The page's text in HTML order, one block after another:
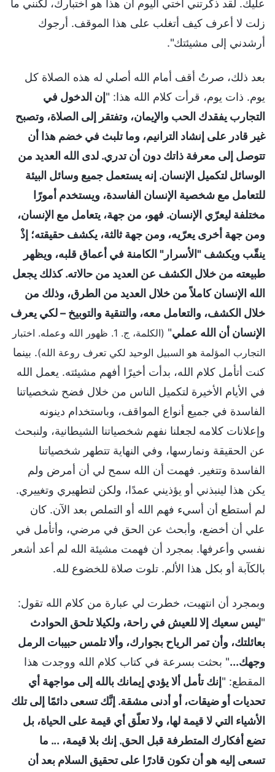
عليك. لقد ذكّرتني أختي اليوم أن هذا هو اختبارك، لكنني ما
زلت لا أعرف كيف أتغلب على هذا الموقف. أرجوك
أرشدني إلى مشيئتك".
بعد ذلك، صرتُ أقف أمام الله أصلي له هذه الصلاة كل
يوم. ذات يوم، قرأت كلام الله هذا: "إن الدخول في
التجارب يفقدك الحب والإيمان، وتفتقر إلى الصلاة، وتصبح
غير قادر على إنشاد الترانيم، وما تلبث في خضم هذا أن
تتوصل إلى معرفة ذاتك دون أن تدري. لدى الله العديد من
الوسائل لتكميل الإنسان. إنه يستعمل جميع وسائل البيئة
للتعامل مع شخصية الإنسان الفاسدة، ويستخدم أمورًا
مختلفة ليعرّي الإنسان. فهو، من جهة، يتعامل مع الإنسان،
ومن جهة أخرى يعرّيه، ومن جهة ثالثة، يكشف حقيقته؛ إذْ
ينقّب ويكشف "الأسرار" الكامنة في أعماق قلبه، ويظهر
طبيعته من خلال الكشف عن العديد من حالاته. كذلك يجعل
الله الإنسان كاملاً من خلال العديد من الطرق، وذلك من
خلال الكشف، والتعامل معه، والتنقية والتوبيخ – لكي يعرف
الإنسان أن الله عملي"
(الكلمة، ج. 1. ظهور الله وعمله. اختبار
التجارب المؤلمة هو السبيل الوحيد لكي تعرف روعة الله). بينما
كنت أتأمل كلام الله، بدأت أخيرًا أفهم مشيئته. يعمل الله
في الأيام الأخيرة لتكميل الناس من خلال فضح شخصياتنا
الفاسدة في جميع أنواع المواقف، وباستخدام دينونه
وإعلانات كلامه لجعلنا نفهم شخصياتنا الشيطانية، ولنبحث
عن الحقيقة ونمارسها، وفي النهاية تتطهر شخصياتنا
الفاسدة وتتغير. فهمت أن الله سمح لي أن أمرض ولم
يكن هذا لينبذني أو يؤذيني عمدًا، ولكن لتطهيري وتغييري.
لم أستطع أن أسيء فهم الله أو التملص بعد الآن. كان
علي أن أخضع، وأبحث عن الحق في مرضي، وأتأمل في
نفسي وأعرفها. بمجرد أن فهمت مشيئة الله لم أعد أشعر
بالكآبة أو بكل هذا الألم. تلوت صلاة للخضوع لله.
وبمجرد أن انتهيت، خطرت لي عبارة من كلام الله تقول:
"ليس سعيك إلا للعيش في راحة، ولكيلا تلحق الحوادث
بعائلتك، وأن تمر الرياح بجوارك، وألا تلمس حبيبات الرمل
وجهك..." بحثت بسرعة في كتاب كلام الله ووجدت هذا
المقطع: "إنك تأمل ألا يؤدي إيمانك بالله إلى مواجهة أي
تحديات أو ضيقات، أو أدنى مشقة. إنَّك تسعى دائمًا إلى تلك
الأشياء التي لا قيمة لها، ولا تعلّق أي قيمة على الحياة، بل
تضع أفكارك المتطرفة قبل الحق. إنك بلا قيمة، ... ما
تسعى إليه هو أن تكون قادرًا على تحقيق السلام بعد أن